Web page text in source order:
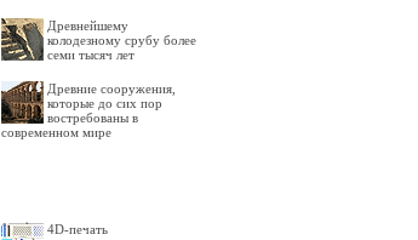
Древнейшему
колодезному срубу более
семи тысяч лет
Древние сооружения,
которые до сих пор
востребованы в
современном мире
4D-печать